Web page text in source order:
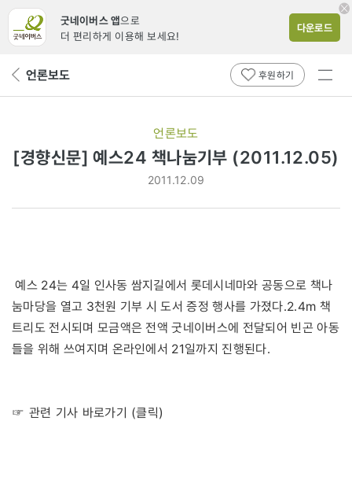
굿네이버스 앱으로
더 편리하게 이용해 보세요!
다운로드
뒤 언론보도 후원하기
전체
언론보도
[경향신문] 예스24 책나눔기부 (2011.12.05)
2011.12.09
예스 24는 4일 인사동 쌈지길에서 롯데시네마와 공동으로 책나
눔마당을 열고 3천원 기부 시 도서 증정 행사를 가졌다.2.4m 책
트리도 전시되며 모금액은 전액 굿네이버스에 전달되어 빈곤 아동
들을 위해 쓰여지며 온라인에서 21일까지 진행된다.
☞ 관련 기사 바로가기 (클릭)